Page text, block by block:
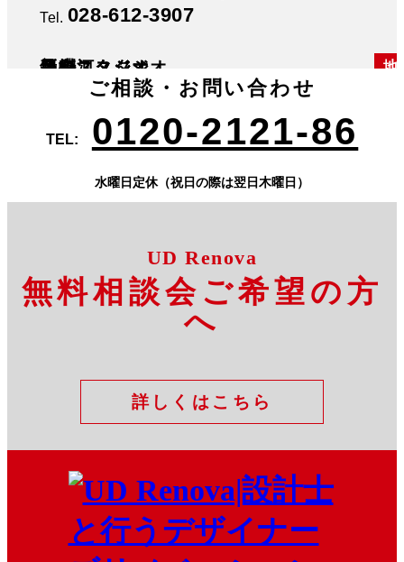
Tel. 028-612-3907
厚崎スタジオ
地
〒325-0026 栃木県 那須塩原市上厚崎368-9
0287-74-2121
鍋掛スタジオ
地
〒325-0013 栃木県 那須塩原市鍋掛1088-48
0287-62-1161
新白河スタジオ
地
〒961-0856 福島県 白河市新白河2丁目43-2
Tel. 0248-21-6802
足利スタジオ
地
栃木県足利市八幡町１丁目１１−４
0284-22-3868
ご相談・お問い合わせ
TEL: 0120-2121-86
水曜日定休（祝日の際は翌日木曜日）
UD Renova
無料相談会ご希望の方
へ
詳しくはこちら